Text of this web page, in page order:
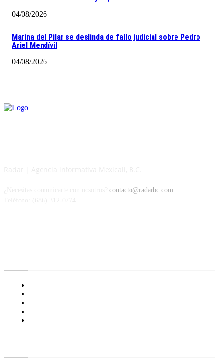
04/08/2026
Marina del Pilar se deslinda de fallo judicial sobre Pedro
Ariel Mendívil
04/08/2026
contacto@radarbc.com